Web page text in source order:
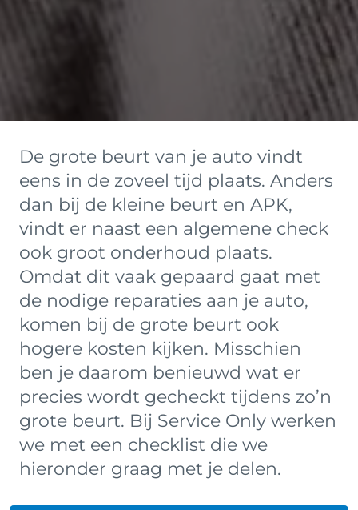
De grote beurt van je auto vindt
eens in de zoveel tijd plaats. Anders
dan bij de kleine beurt en APK,
vindt er naast een algemene check
ook groot onderhoud plaats.
Omdat dit vaak gepaard gaat met
de nodige reparaties aan je auto,
komen bij de grote beurt ook
hogere kosten kijken. Misschien
ben je daarom benieuwd wat er
precies wordt gecheckt tijdens zo’n
grote beurt. Bij Service Only werken
we met een checklist die we
hieronder graag met je delen.